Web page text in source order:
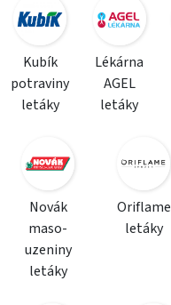
Kubík
potraviny
letáky
Lékárna
AGEL
letáky
Novák
maso-
uzeniny
letáky
Oriflame
letáky